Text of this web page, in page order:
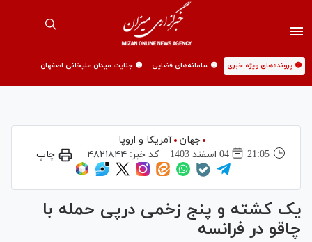
🟡 پرونده‌های ویژه خبری 🟡 سامانه‌های قضایی 🟡 جنایت میدان علیخانی اصفهان
جهان
آمریکا و اروپا
21:05
04 اسفند 1403 کد خبر:۴۸۲۱۸۴۴ چاپ
یک کشته و پنج زخمی درپی حمله با
چاقو در فرانسه